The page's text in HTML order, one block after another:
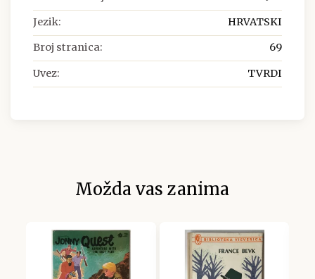
Jezik: HRVATSKI
Broj stranica: 69
Uvez: TVRDI
Možda vas zanima